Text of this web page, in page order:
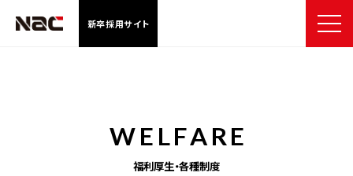
新卒採用サイト
WELFARE
福利厚生・各種制度